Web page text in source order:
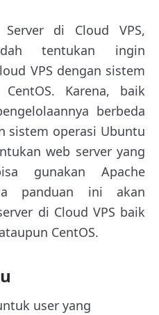
di Cloud VPS,
tentukan ingin
VPS dengan sistem
Karena, baik
berbeda
sistem operasi Ubuntu
web server yang
gunakan Apache
panduan ini akan
di Cloud VPS baik
CentOS.
user yang